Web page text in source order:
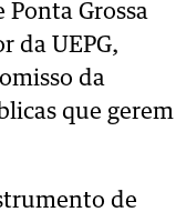
Grossa
da UEPG,
da
que gerem
de